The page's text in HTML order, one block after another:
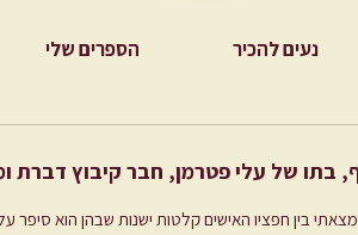
נעים להכיר הספרים שלי
של עלי פטרמן, חבר קיבוץ דברת
בין חפציו האישים קלטות ישנות שבהן הוא סיפר